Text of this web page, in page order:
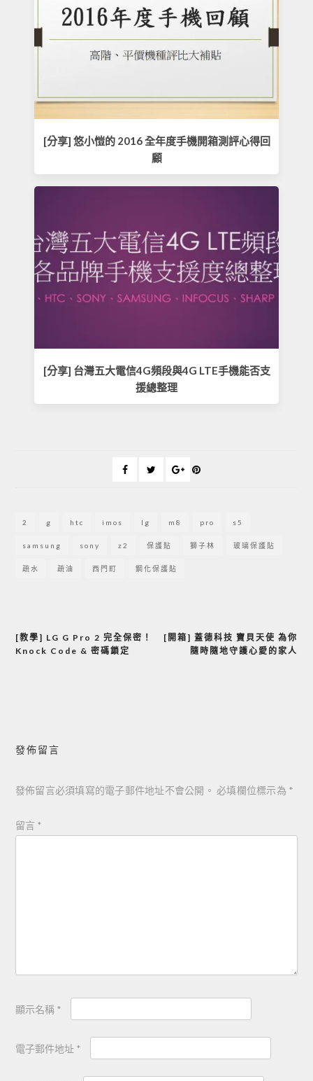
[分享] 悠小愷的 2016 全年度手機開箱測評心得回
顧
[分享] 台灣五大電信4G頻段與4G LTE手機能否支
援總整理
2 g htc imos lg m8 pro s5
samsung sony z2 保護貼 獅子林 玻璃保護貼
疏水 疏油 西門町 鋼化保護貼
文
[教學] LG G Pro 2 完全保密！
Knock Code & 密碼鎖定
[開箱] 蓋德科技 寶貝天使 為你
隨時隨地守護心愛的家人
發佈留言
發佈留言必須填寫的電子郵件地址不會公開。 必填欄位標示為 *
留言 *
顯示名稱 *
電子郵件地址 *